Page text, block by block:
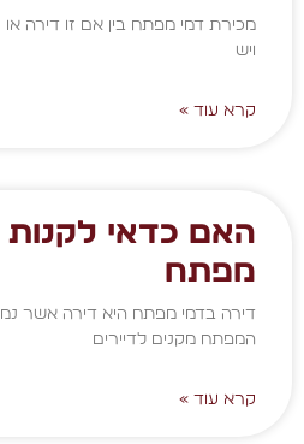
מכירת דמי מפתח בין אם זו דירה
ויש
קרא עוד »
האם כדאי לקנות
מפתח
דירה בדמי מפתח היא דירה אשר
המפתח מקנים לדיירים
קרא עוד »